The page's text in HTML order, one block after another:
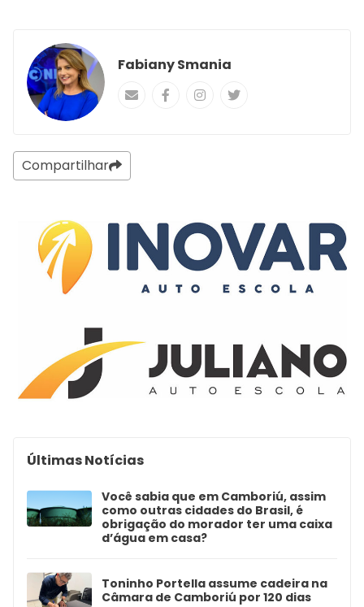
Fabiany Smania
Compartilhar
Últimas Notícias
Você sabia que em Camboriú, assim
como outras cidades do Brasil, é
obrigação do morador ter uma caixa
d’água em casa?
Toninho Portella assume cadeira na
Câmara de Camboriú por 120 dias